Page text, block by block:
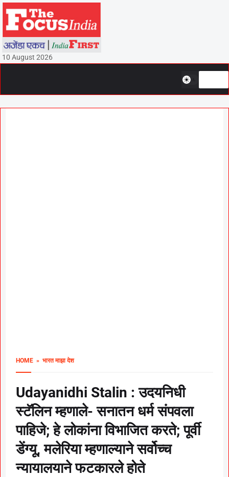
10 August 2026
HOME » भारत माझा देश
Udayanidhi Stalin : उदयनिधी
स्टॅलिन म्हणाले- सनातन धर्म संपवला
पाहिजे; हे लोकांना विभाजित करते; पूर्वी
डेंग्यू, मलेरिया म्हणाल्याने सर्वोच्च
न्यायालयाने फटकारले होते